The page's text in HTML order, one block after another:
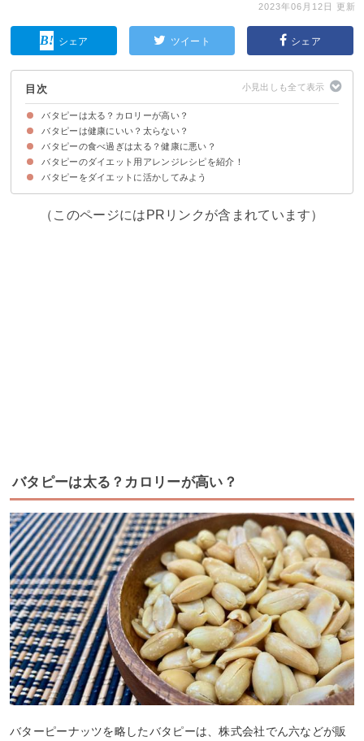
2023年06月12日 更新
シェア ツイート シェア
目次
バタピーは太る？カロリーが高い？
バタピーのカロリー・糖質
バタピーは健康にいい？太らない？
①ダイエット効果
②美肌効果・ニキビ対策
③動脈硬化の予防
④二日酔いの防止
バタピーの食べ過ぎは太る？健康に悪い？
①バタピーの食べ過ぎは太る
②胃に負担がかかる
③高血圧につながる
バタピーは1日18gまでにしよう
バタピーのダイエット用アレンジレシピを紹介！
①冷凍バターピーナッツ
②新玉ねぎとバタピーのサラダ
③小松菜のバタピー和え
バタピーをダイエットに活かしてみよう
（このページにはPRリンクが含まれています）
バタピーは太る？カロリーが高い？
バターピーナッツを略したバタピーは、株式会社でん六などが販